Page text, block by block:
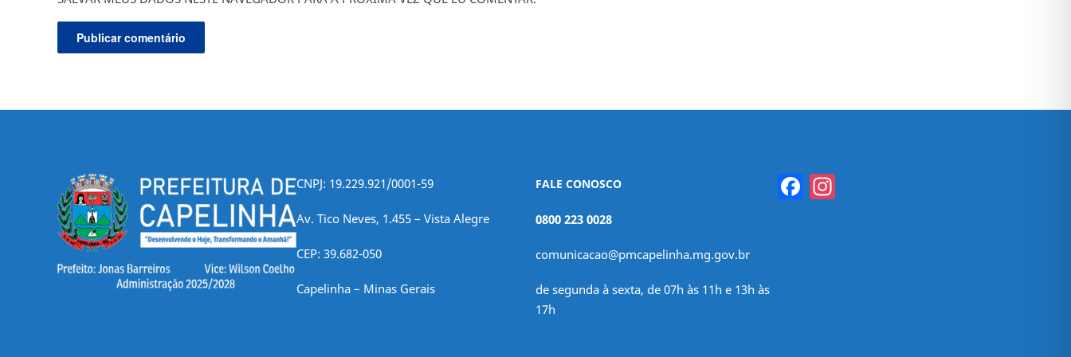
CNPJ: 19.229.921/0001-59
Av. Tico Neves, 1.455 – Vista Alegre
CEP: 39.682-050
Capelinha – Minas Gerais
FALE CONOSCO
0800 223 0028
comunicacao@pmcapelinha.mg.gov.br
de segunda à sexta, de 07h às 11h e 13h às
17h
Facebook